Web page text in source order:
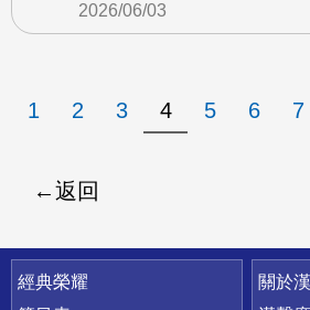
2026/06/03
1 2 3 4 5 6 7
返回
快速連結
經典榮耀
關於